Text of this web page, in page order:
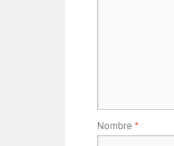
Nombre *